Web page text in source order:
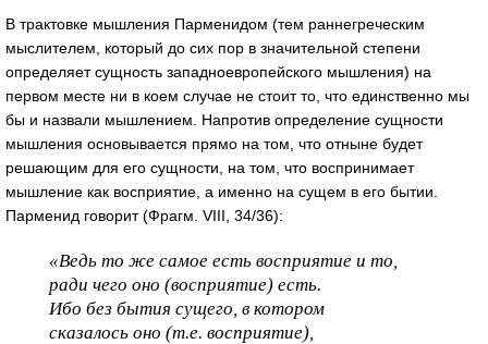
В трактовке мышления Парменидом (тем раннегреческим
мыслителем, который до сих пор в значительной степени
определяет сущность западноевропейского мышления) на
первом месте ни в коем случае не стоит то, что единственно мы
бы и назвали мышлением. Напротив определение сущности
мышления основывается прямо на том, что отныне будет
решающим для его сущности, на том, что воспринимает
мышление как восприятие, а именно на сущем в его бытии.
Парменид говорит (Фрагм. VIII, 34/36):
«Ведь то же самое есть восприятие и то,
ради чего оно (восприятие) есть.
Ибо без бытия сущего, в котором
сказалось оно (т.е. восприятие),